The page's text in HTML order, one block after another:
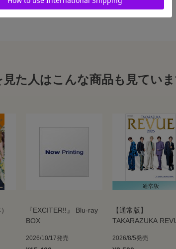
見た人はこんな商品も見てい
『EXCITER!!』 Blu-ray
BOX
2026/10/17発売
【通常版】
TAKARAZUKA
2026/8/5発売